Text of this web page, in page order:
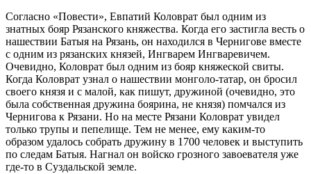
Согласно «Повести», Евпатий Коловрат был одним из
знатных бояр Рязанского княжества. Когда его застигла весть о
нашествии Батыя на Рязань, он находился в Чернигове вместе
с одним из рязанских князей, Ингварем Ингваревичем.
Очевидно, Коловрат был одним из бояр княжеской свиты.
Когда Коловрат узнал о нашествии монголо-татар, он бросил
своего князя и с малой, как пишут, дружиной (очевидно, это
была собственная дружина боярина, не князя) помчался из
Чернигова к Рязани. Но на месте Рязани Коловрат увидел
только трупы и пепелище. Тем не менее, ему каким-то
образом удалось собрать дружину в 1700 человек и выступить
по следам Батыя. Нагнал он войско грозного завоевателя уже
где-то в Суздальской земле.